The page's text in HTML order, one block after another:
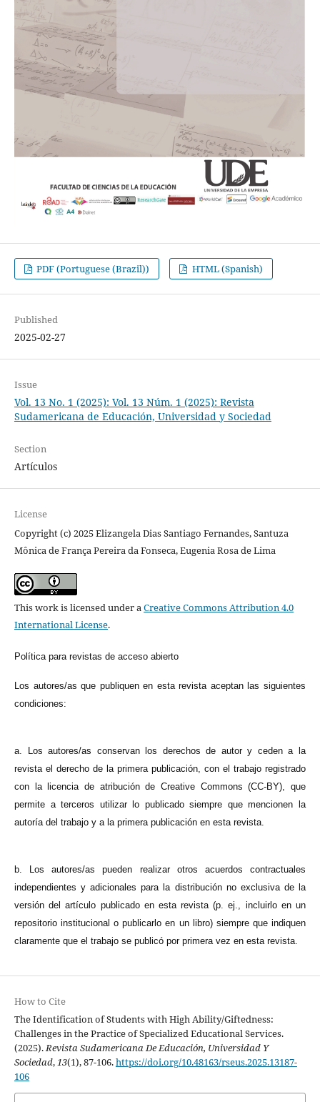
PDF (Portuguese (Brazil)) HTML (Spanish)
Published
2025-02-27
Issue
Vol. 13 No. 1 (2025): Vol. 13 Núm. 1 (2025): Revista
Sudamericana de Educación, Universidad y Sociedad
Section
Artículos
License
Copyright (c) 2025 Elizangela Dias Santiago Fernandes, Santuza
Mônica de França Pereira da Fonseca, Eugenia Rosa de Lima
This work is licensed under aCreative Commons Attribution 4.0
International License.
Política para revistas de acceso abierto
Los autores/as que publiquen en esta revista aceptan las siguientes
condiciones:
a. Los autores/as conservan los derechos de autor y ceden a la
revista el derecho de la primera publicación, con el trabajo registrado
con la licencia de atribución de Creative Commons (CC-BY), que
permite a terceros utilizar lo publicado siempre que mencionen la
autoría del trabajo y a la primera publicación en esta revista.
b. Los autores/as pueden realizar otros acuerdos contractuales
independientes y adicionales para la distribución no exclusiva de la
versión del artículo publicado en esta revista (p. ej., incluirlo en un
repositorio institucional o publicarlo en un libro) siempre que indiquen
claramente que el trabajo se publicó por primera vez en esta revista.
How to Cite
The Identification of Students with High Ability/Giftedness:
Challenges in the Practice of Specialized Educational Services.
(2025).Revista Sudamericana De Educación, Universidad Y
Sociedad,13(1), 87-106.https://doi.org/10.48163/rseus.2025.13187-
106